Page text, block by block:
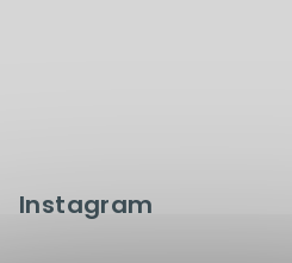
Instagram